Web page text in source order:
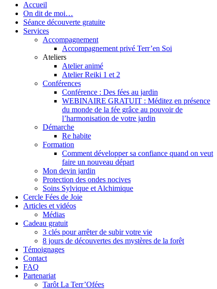
Accueil
On dit de moi…
Séance découverte gratuite
Services
Accompagnement
Accompagnement privé Terr’en Soi
Ateliers
Atelier animé
Atelier Reiki 1 et 2
Conférences
Conférence : Des fées au jardin
WEBINAIRE GRATUIT : Méditez en présence
du monde de la fée grâce au pouvoir de
l’harmonisation de votre jardin
Démarche
Re habite
Formation
Comment développer sa confiance quand on veut
faire un nouveau départ
Mon devin jardin
Protection des ondes nocives
Soins Sylvique et Alchimique
Cercle Fées de Joie
Articles et vidéos
Médias
Cadeau gratuit
3 clés pour arrêter de subir votre vie
8 jours de découvertes des mystères de la forêt
Témoignages
Contact
FAQ
Partenariat
Tarôt La Terr’Ofées